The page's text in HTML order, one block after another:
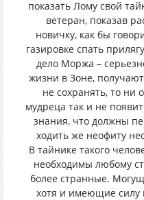
показать Лому свой
ветеран, показав
новичку, как бы
газировке спать
дело Моржа –
жизни в Зоне,
не сохранять, то ни
мудреца так и не
знания, что должны
ходить же неофиту
В тайнике такого
необходимы любому
более странные.
хотя и имеющие